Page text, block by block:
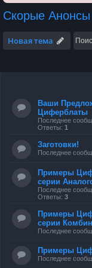
Скорые Анонсы
Новая тема
Ваши
Циферблаты
Последнее
Ответы: 1
Заготовки!
Последнее
Примеры
серии
Последнее
Ответы: 3
Примеры
серии
Последнее
Примеры
Последнее